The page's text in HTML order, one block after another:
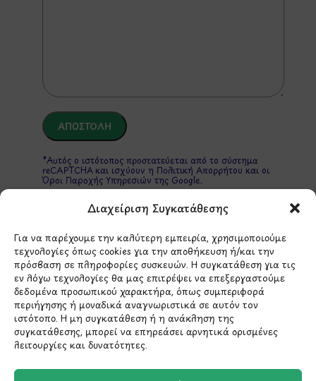
Διαχείριση Συγκατάθεσης
Για να παρέχουμε την καλύτερη εμπειρία, χρησιμοποιούμε
τεχνολογίες όπως cookies για την αποθήκευση ή/και την
πρόσβαση σε πληροφορίες συσκευών. Η συγκατάθεση για τις
εν λόγω τεχνολογίες θα μας επιτρέψει να επεξεργαστούμε
δεδομένα προσωπικού χαρακτήρα, όπως συμπεριφορά
περιήγησης ή μοναδικά αναγνωριστικά σε αυτόν τον
ιστότοπο. Η μη συγκατάθεση ή η ανάκληση της
συγκατάθεσης, μπορεί να επηρεάσει αρνητικά ορισμένες
λειτουργίες και δυνατότητες.
*Αυτός ο ιστότοπος προστατεύεται από το σύστημα
reCAPTCHA και ισχύουν η Πολιτική Απορρήτου και οι
Όροι Παροχής Υπηρεσιώντης Google.
ΣΤΟΙΧΕΙΑ ΕΠΙΚΟΙΝΩΝΙΑΣ
Holargos Center (Ισόγειο)
Λ.Περικλέους 56,
Χολαργός 15561
210 6522282